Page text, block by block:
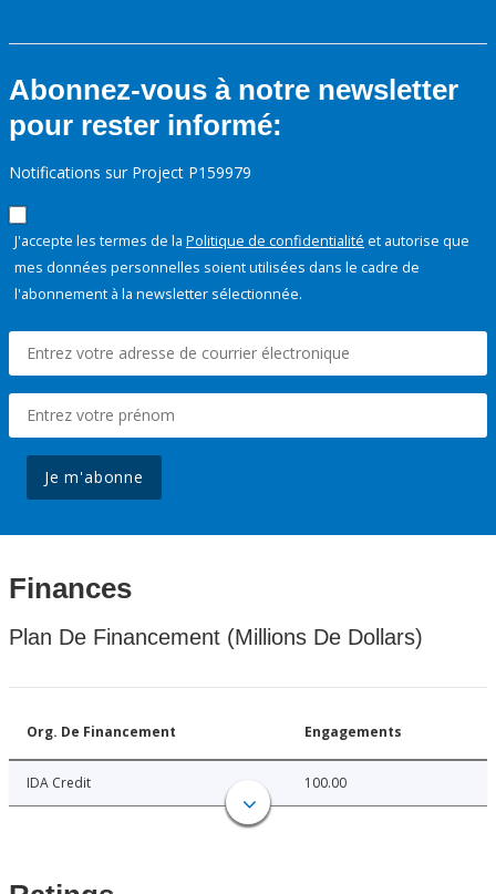
Abonnez-vous à notre newsletter
pour rester informé:
Notifications sur Project P159979
J'accepte les termes de la Politique de confidentialité et autorise que
mes données personnelles soient utilisées dans le cadre de
l'abonnement à la newsletter sélectionnée.
Je m'abonne
Finances
Plan De Financement (Millions De Dollars)
Org. De Financement Engagements
IDA Credit 100.00